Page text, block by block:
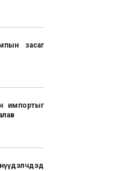
засаг
импортыг